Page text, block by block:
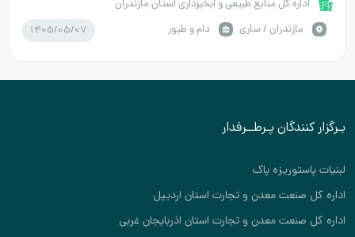
اداره کل منابع طبیعی و ابخیزداری استان مازندران
مازندران / ساری
دام و طیور 1405/05/07
بـرگزار کنندگان پـرطــرفدار
لبنیات پاستوریزه پاک
اداره کل صنعت معدن و تجارت استان اردبیل
اداره کل صنعت معدن و تجارت استان اذربایجان غربی